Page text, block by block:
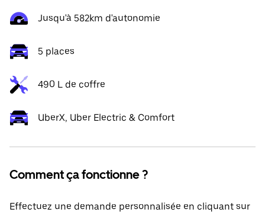
Jusqu'à 582km d'autonomie
5 places
490 L de coffre
UberX, Uber Electric & Comfort
Comment ça fonctionne ?
Effectuez une demande personnalisée en cliquant sur